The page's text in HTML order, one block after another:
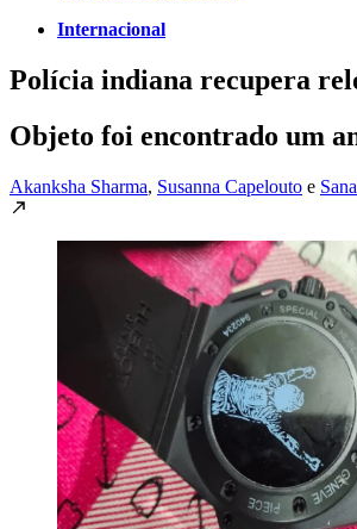
Internacional
Polícia indiana recupera
Objeto foi encontrado um
Akanksha Sharma, Susanna Capelouto e